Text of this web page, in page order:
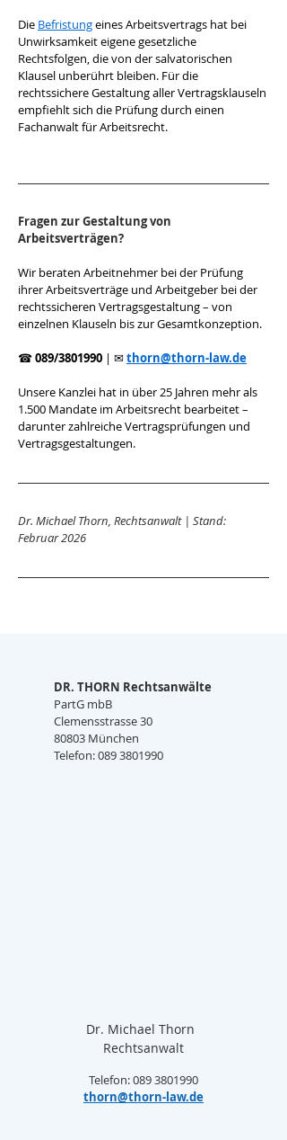
Die Befristung eines Arbeitsvertrags hat bei
Unwirksamkeit eigene gesetzliche
Rechtsfolgen, die von der salvatorischen
Klausel unberührt bleiben. Für die
rechtssichere Gestaltung aller Vertragsklauseln
empfiehlt sich die Prüfung durch einen
Fachanwalt für Arbeitsrecht.
Fragen zur Gestaltung von
Arbeitsverträgen?
Wir beraten Arbeitnehmer bei der Prüfung
ihrer Arbeitsverträge und Arbeitgeber bei der
rechtssicheren Vertragsgestaltung – von
einzelnen Klauseln bis zur Gesamtkonzeption.
☎ 089/3801990 | ✉ thorn@thorn-law.de
Unsere Kanzlei hat in über 25 Jahren mehr als
1.500 Mandate im Arbeitsrecht bearbeitet –
darunter zahlreiche Vertragsprüfungen und
Vertragsgestaltungen.
Dr. Michael Thorn, Rechtsanwalt | Stand:
Februar 2026
DR. THORN Rechtsanwälte
PartG mbB
Clemensstrasse 30
80803 München
Telefon: 089 3801990
Dr. Michael Thorn
Rechtsanwalt
Telefon: 089 3801990
thorn@thorn-law.de